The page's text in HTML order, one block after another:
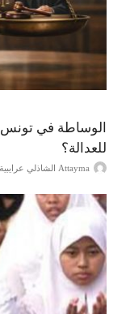
الوساطة في
للعدالة؟
Attayma الشاذلي عرايبية